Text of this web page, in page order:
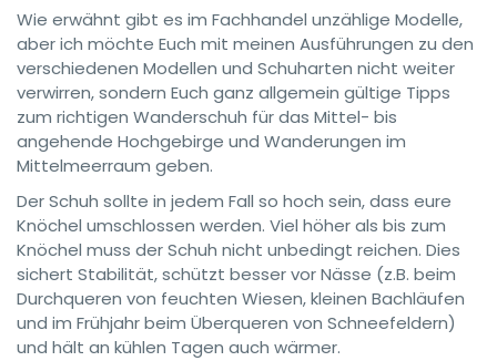
Wie erwähnt gibt es im Fachhandel unzählige Modelle,
aber ich möchte Euch mit meinen Ausführungen zu den
verschiedenen Modellen und Schuharten nicht weiter
verwirren, sondern Euch ganz allgemein gültige Tipps
zum richtigen Wanderschuh für das Mittel- bis
angehende Hochgebirge und Wanderungen im
Mittelmeerraum geben.
Der Schuh sollte in jedem Fall so hoch sein, dass eure
Knöchel umschlossen werden. Viel höher als bis zum
Knöchel muss der Schuh nicht unbedingt reichen. Dies
sichert Stabilität, schützt besser vor Nässe (z.B. beim
Durchqueren von feuchten Wiesen, kleinen Bachläufen
und im Frühjahr beim Überqueren von Schneefeldern)
und hält an kühlen Tagen auch wärmer.